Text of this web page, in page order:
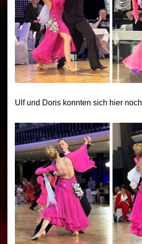
Ulf und Doris konnten sich hier